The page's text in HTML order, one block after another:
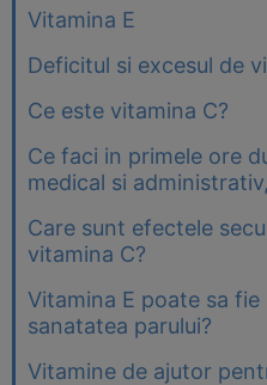
Vitamina E
Deficitul si excesul de
Ce este vitamina C?
Ce faci in primele ore
medical si
Care sunt efectele
vitamina C?
Vitamina E poate sa
sanatatea parului?
Vitamine de ajutor